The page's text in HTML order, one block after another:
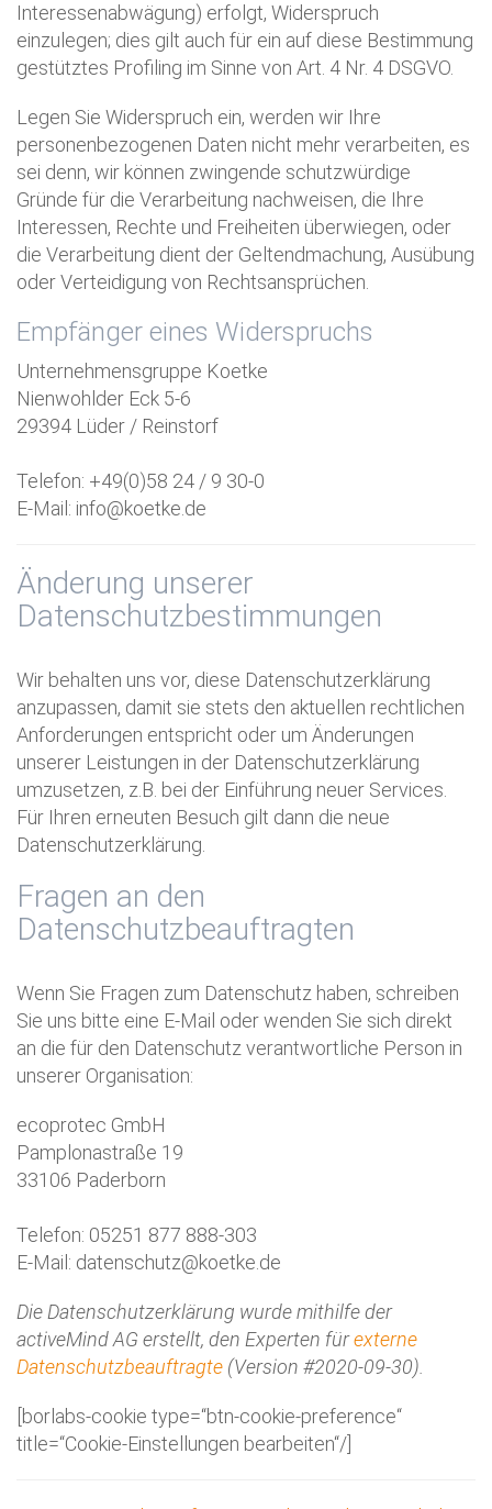
Interessenabwägung) erfolgt, Widerspruch
einzulegen; dies gilt auch für ein auf diese Bestimmung
gestütztes Profiling im Sinne von Art. 4 Nr. 4 DSGVO.
Legen Sie Widerspruch ein, werden wir Ihre
personenbezogenen Daten nicht mehr verarbeiten, es
sei denn, wir können zwingende schutzwürdige
Gründe für die Verarbeitung nachweisen, die Ihre
Interessen, Rechte und Freiheiten überwiegen, oder
die Verarbeitung dient der Geltendmachung, Ausübung
oder Verteidigung von Rechtsansprüchen.
Empfänger eines Widerspruchs
Unternehmensgruppe Koetke
Nienwohlder Eck 5-6
29394 Lüder / Reinstorf
Telefon: +49(0)58 24 / 9 30-0
E-Mail: info@koetke.de
Änderung unserer
Datenschutzbestimmungen
Wir behalten uns vor, diese Datenschutzerklärung
anzupassen, damit sie stets den aktuellen rechtlichen
Anforderungen entspricht oder um Änderungen
unserer Leistungen in der Datenschutzerklärung
umzusetzen, z.B. bei der Einführung neuer Services.
Für Ihren erneuten Besuch gilt dann die neue
Datenschutzerklärung.
Fragen an den
Datenschutzbeauftragten
Wenn Sie Fragen zum Datenschutz haben, schreiben
Sie uns bitte eine E-Mail oder wenden Sie sich direkt
an die für den Datenschutz verantwortliche Person in
unserer Organisation:
ecoprotec GmbH
Pamplonastraße 19
33106 Paderborn
Telefon: 05251 877 888-303
E-Mail: datenschutz@koetke.de
Die Datenschutzerklärung wurde mithilfe der
activeMind AG erstellt, den Experten fürexterne
Datenschutzbeauftragte (Version #2020-09-30).
[borlabs-cookie type=“btn-cookie-preference“
title=“Cookie-Einstellungen bearbeiten“/]